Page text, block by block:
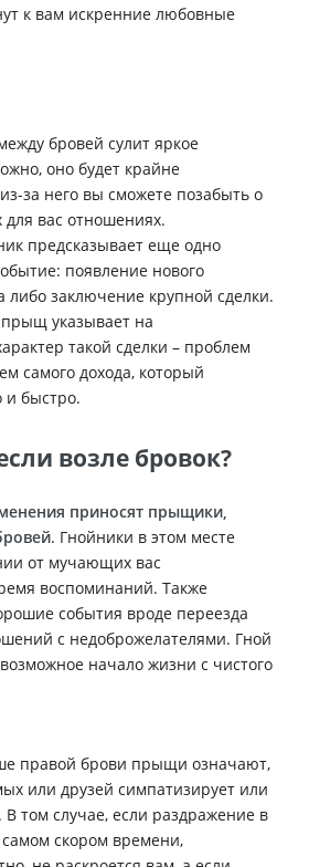
к вам искренние любовные
бровей сулит яркое
оно будет крайне
за него вы сможете позабыть о
вас отношениях.
предсказывает еще одно
появление нового
либо заключение крупной сделки.
указывает на
такой сделки – проблем
самого дохода, который
и быстро.
возле бровок?
приносят прыщики,
. Гнойники в этом месте
от мучающих вас
воспоминаний. Также
события вроде переезда
с недоброжелателями. Гной
начало жизни с чистого
правой брови прыщи означают,
или друзей симпатизирует или
том случае, если раздражение в
самом скором времени,